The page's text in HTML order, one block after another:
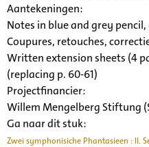
Aantekeningen:
Notes in blue and grey
Coupures, retouches,
Written extension sheets (4
(replacing p. 60-61)
Projectfinancier:
Willem Mengelberg Stiftung
Ga naar dit stuk:
Zwei symphonisiche Phantasieen : II.